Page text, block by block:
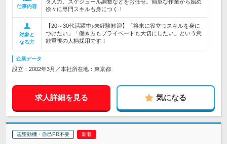
仕事内容
タ入力、スケジュール調整などをお任せ。簡単な作業から始め
徐々に専門スキルも身につく！
対象と
なる方
【20～30代活躍中♪未経験歓迎】「将来に役立つスキルを身に
つけたい」「働き方もプライベートも大切にしたい」という意
欲重視の人柄採用です！
企業データ
設立：2002年3月／本社所在地：東京都
求人詳細を見る 気になる
志望動機・自己PR不要